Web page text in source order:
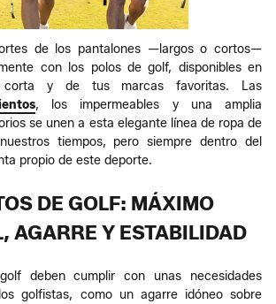
de los pantalones —largos o cortos—
con los polos de golf, disponibles en
y de tus marcas favoritas. Las
, los impermeables y una amplia
se unen a esta elegante línea de ropa de
tiempos, pero siempre dentro del
propio de este deporte.
DE GOLF: MÁXIMO
AGARRE Y ESTABILIDAD
deben cumplir con unas necesidades
golfistas, como un agarre idóneo sobre